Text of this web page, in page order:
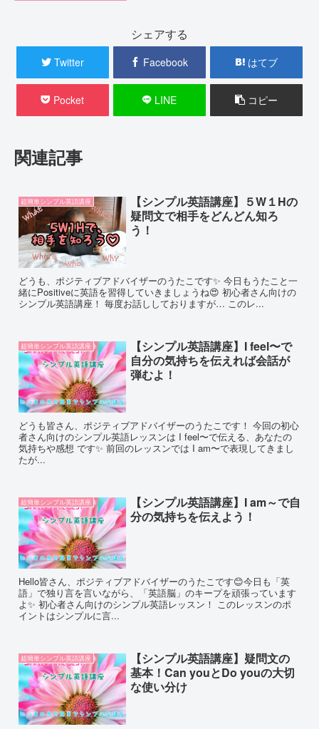
シェアする
Twitter Facebook はてブ
Pocket LINE コピー
関連記事
超簡単シンプル英語講座
【シンプル英語講座】５W１Hの
疑問文で相手をどんどん知ろ
う！
どうも、ポジティブアドバイザーのうたこです✨ 今日もうたこと一
緒にPositiveに英語を習得していきましょうね😍 初心者さん向けの
シンプル英語講座！ 毎度お話ししておりますが… このレ...
超簡単シンプル英語講座
【シンプル英語講座】I feel〜で
自分の気持ちを伝えれば会話が
弾むよ！
どうも皆さん、ポジティブアドバイザーのうたこです！ 今回の初心
者さん向けのシンプル英語レッスンは I feel〜で伝える、あなたの
気持ちや感想 です✨ 前回のレッスンでは I am〜で表現してきまし
たが...
超簡単シンプル英語講座
【シンプル英語講座】I am～で自
分の気持ちを伝えよう！
Hello皆さん、ポジティブアドバイザーのうたこです😊今日も「英
語」で独り言を言いながら、「英語脳」のキープを頑張っています
よ✨ 初心者さん向けのシンプル英語レッスン！ このレッスンのポ
イントはシンプルに言...
超簡単シンプル英語講座
【シンプル英語講座】疑問文の
基本！Can youとDo youの大切
な使い分け